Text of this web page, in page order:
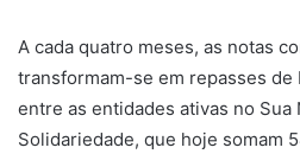
A cada quatro meses, as notas
transformam-se em repasses
entre as entidades ativas no Sua
Solidariedade, que hoje somam